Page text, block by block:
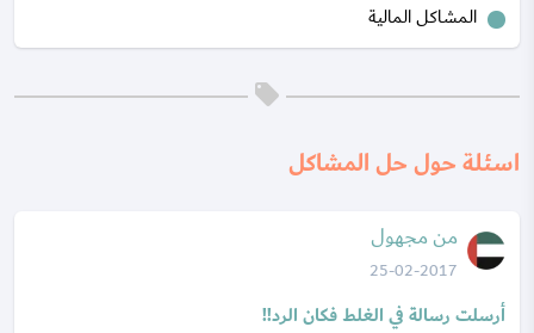
المشاكل المالية
اسئلة حول حل المشاكل
من مجهول
25-02-2017
أرسلت رسالة في الغلط فكان الرد!!